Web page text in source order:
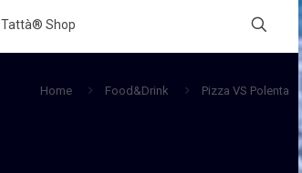
Tattà® Shop
Home Food&Drink Pizza VS Polenta